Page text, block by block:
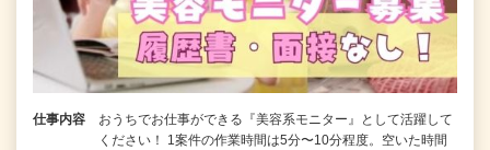
仕事内容
おうちでお仕事ができる『美容系モニター』として活躍して
ください！ 1案件の作業時間は5分〜10分程度。空いた時間